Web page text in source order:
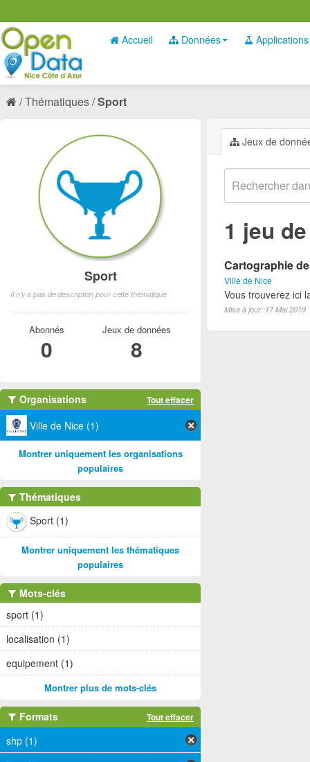
Accueil Données Applications
Thématiques Sport
Jeux de
1 jeu
Cartographie
Ville de Nice
Vous trouverez ici
Mise à jour: 17 Mai 2019
Sport
Il n'y a pas de description pour cette thématique
Abonnés
0
Jeux de données
8
Organisations Tout effacer
Ville de Nice (1)
Montrer uniquement les organisations
populaires
Thématiques
Sport (1)
Montrer uniquement les thématiques
populaires
Mots-clés
sport (1)
localisation (1)
equipement (1)
Montrer plus de mots-clés
Formats Tout effacer
shp (1)